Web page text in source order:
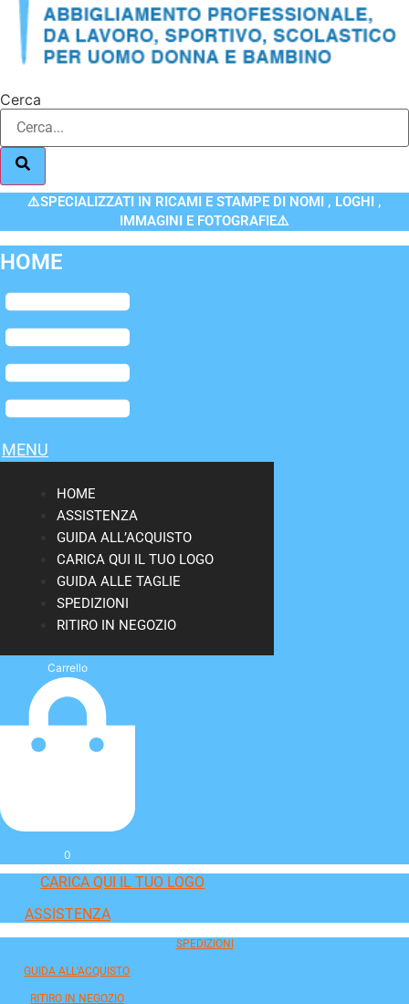
Cerca
⚠️SPECIALIZZATI IN RICAMI E STAMPE DI NOMI , LOGHI ,
IMMAGINI E FOTOGRAFIE⚠️
HOME
Flyout
Menu
MENU
HOME
ASSISTENZA
GUIDA ALL’ACQUISTO
CARICA QUI IL TUO LOGO
GUIDA ALLE TAGLIE
SPEDIZIONI
RITIRO IN NEGOZIO
Carrello
0
CARICA QUI IL TUO LOGO
ASSISTENZA
SPEDIZIONI
GUIDA ALL'ACQUISTO
RITIRO IN NEGOZIO